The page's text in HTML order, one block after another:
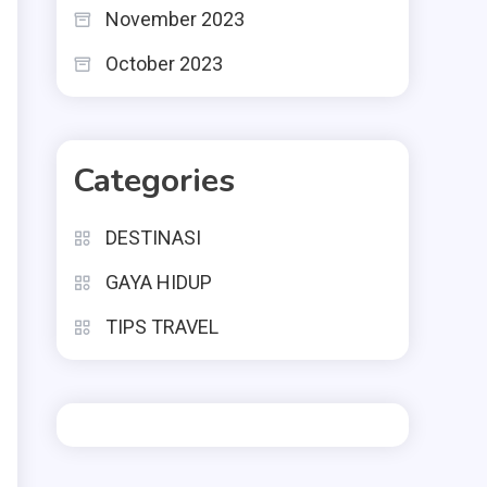
November 2023
October 2023
Categories
DESTINASI
GAYA HIDUP
TIPS TRAVEL